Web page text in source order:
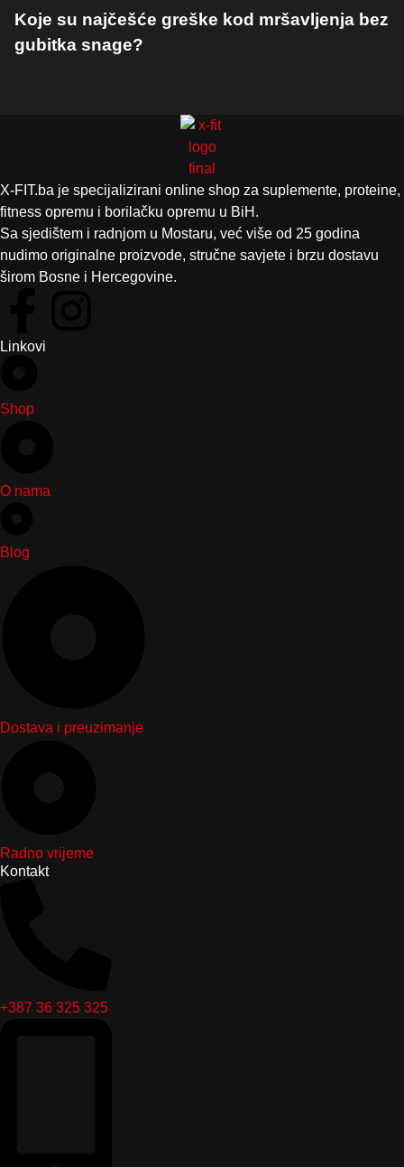
Koje su najčešće greške kod mršavljenja bez
gubitka snage?
X-FIT.ba je specijalizirani online shop za suplemente, proteine,
fitness opremu i borilačku opremu u BiH.
Sa sjedištem i radnjom u Mostaru, već više od 25 godina
nudimo originalne proizvode, stručne savjete i brzu dostavu
širom Bosne i Hercegovine.
Linkovi
Shop
O nama
Blog
Dostava i preuzimanje
Radno vrijeme
Kontakt
+387 36 325 325